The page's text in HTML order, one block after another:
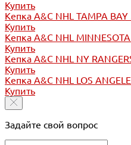
Купить
Кепка A&C NHL TAMPA
Купить
Кепка A&C NHL
Купить
Кепка A&C NHL NY
Купить
Кепка A&C NHL LOS
Купить
Задайте свой вопрос